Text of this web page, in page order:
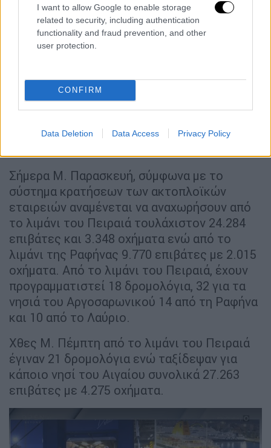
I want to allow Google to enable storage
related to security, including authentication
functionality and fraud prevention, and other
user protection.
CONFIRM
Data Deletion Data Access Privacy Policy
Σημειώνεται ότι για τημεταφορά οχημάτων
με εναλλακτικό καύσιμο στα πλοία της
ακτοπλοΐας εφαρμόζεται φέτος η
επίπεδο φόρτισης των ηλεκτρικών
οχημάτωνδεν θα πρέπει να υπερβαίνει το
φυσικό αέριο οι δεξαμενές να μην περιέχουν
Σήμερα Μ. Παρασκευή, σύμφωνα με το
σύστημα κρατήσεων των ακτοπλοϊκών
εταιρειών αναμένεται να αναχωρήσουν από
το λιμάνι του Πειραιά τουλάχιστον 24.284
επιβάτες και 3.348 οχήματα ενώ από το
λιμάνι της Ραφήνας 9.770 επιβάτες με 2.015
οχήματα. Από το λιμάνι του Πειραιά, έχουν
προγραμματιστεί 18 δρομολόγια, 32 για τα
νησιά του Αργοσαρωνικού 14 από τη Ραφήνα
και 10 από το Λαύριο.
Χθες Μ. Πέμπτη από το λιμάνι του Πειραιά
έγιναν 21 δρομολόγια ενώ ταξίδεψαν για
κάποιο νησί του Αιγαίου συνολικά 27.263
επιβάτες με 4.275 οχήματα.